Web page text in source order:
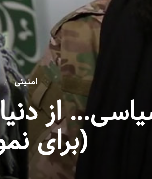
امنیتی
از
(برای